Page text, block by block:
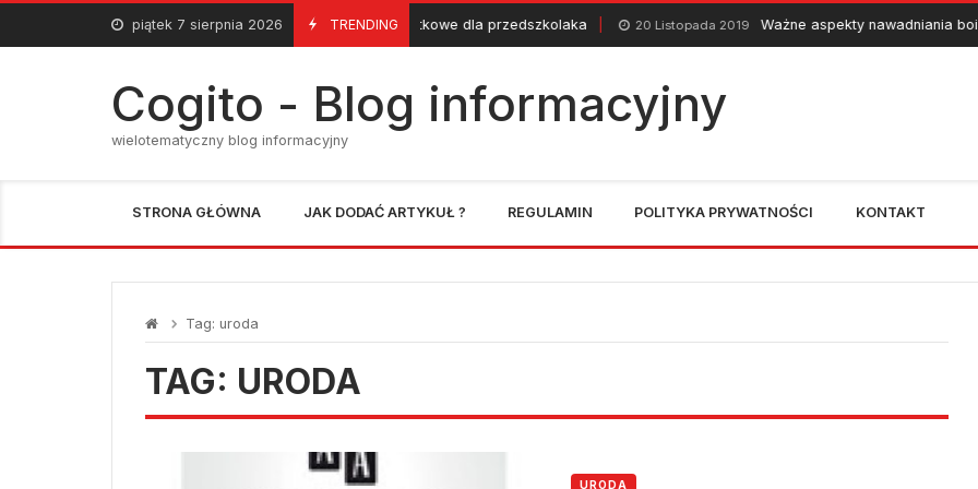
Skip
content
piątek 7 sierpnia 2026 TRENDING
6 Maja 2013 Zajęcia dodatkowe dla przedszkolaka 20 Listopada 2019 Ważne aspekty nawadniania boisk
Cogito - Blog informacyjny
wielotematyczny blog informacyjny
STRONA GŁÓWNA JAK DODAĆ ARTYKUŁ ? REGULAMIN POLITYKA PRYWATNOŚCI KONTAKT
Tag: uroda
TAG: URODA
URODA